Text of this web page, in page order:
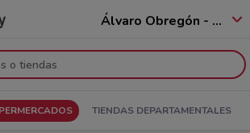
Álvaro Obregón - 01520
TIENDAS DEPARTAMENTALES